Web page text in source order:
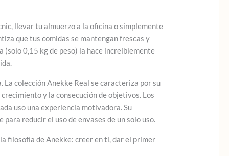
llevar tu almuerzo a la oficina o simplemente
que tus comidas se mantengan frescas y
0,15 kg de peso) la hace increíblemente
La colección Anekke Real se caracteriza por su
y la consecución de objetivos. Los
uso una experiencia motivadora. Su
reducir el uso de envases de un solo uso.
filosofía de Anekke: creer en ti, dar el primer